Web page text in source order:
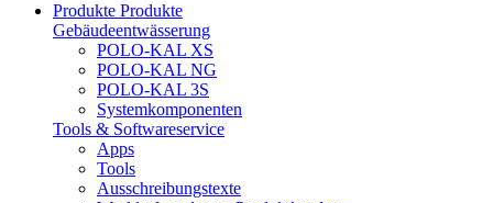
Produkte Produkte
Gebäudeentwässerung
POLO-KAL XS
POLO-KAL NG
POLO-KAL 3S
Systemkomponenten
Tools & Softwareservice
Apps
Tools
Ausschreibungstexte